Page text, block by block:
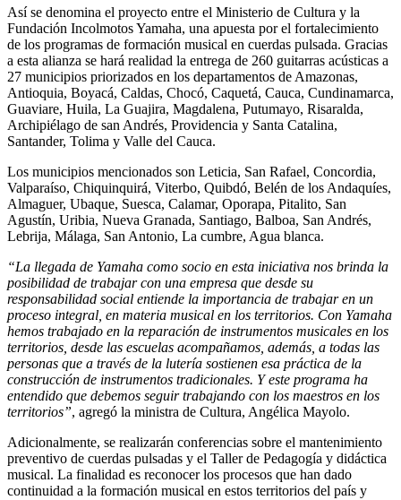
Así se denomina el proyecto entre el Ministerio de Cultura y la
Fundación Incolmotos Yamaha, una apuesta por el fortalecimiento
de los programas de formación musical en cuerdas pulsada. Gracias
a esta alianza se hará realidad la entrega de 260 guitarras acústicas a
27 municipios priorizados en los departamentos de Amazonas,
Antioquia, Boyacá, Caldas, Chocó, Caquetá, Cauca, Cundinamarca,
Guaviare, Huila, La Guajira, Magdalena, Putumayo, Risaralda,
Archipiélago de san Andrés, Providencia y Santa Catalina,
Santander, Tolima y Valle del Cauca.
Los municipios mencionados son Leticia, San Rafael, Concordia,
Valparaíso, Chiquinquirá, Viterbo, Quibdó, Belén de los Andaquíes,
Almaguer, Ubaque, Suesca, Calamar, Oporapa, Pitalito, San
Agustín, Uribia, Nueva Granada, Santiago, Balboa, San Andrés,
Lebrija, Málaga, San Antonio, La cumbre, Agua blanca.
“La llegada de Yamaha como socio en esta iniciativa nos brinda la
posibilidad de trabajar con una empresa que desde su
responsabilidad social entiende la importancia de trabajar en un
proceso integral, en materia musical en los territorios. Con Yamaha
hemos trabajado en la reparación de instrumentos musicales en los
territorios, desde las escuelas acompañamos, además, a todas las
personas que a través de la lutería sostienen esa práctica de la
construcción de instrumentos tradicionales. Y este programa ha
entendido que debemos seguir trabajando con los maestros en los
territorios”, agregó la ministra de Cultura, Angélica Mayolo.
Adicionalmente, se realizarán conferencias sobre el mantenimiento
preventivo de cuerdas pulsadas y el Taller de Pedagogía y didáctica
musical. La finalidad es reconocer los procesos que han dado
continuidad a la formación musical en estos territorios del país y